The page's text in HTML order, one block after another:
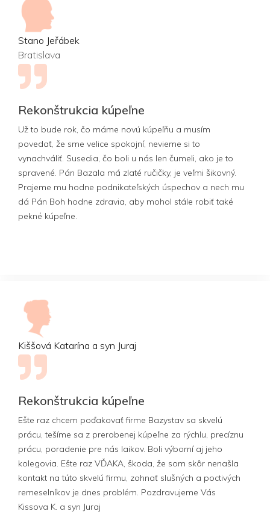
Stano Jeřábek
Bratislava
Rekonštrukcia kúpeľne
Už to bude rok, čo máme novú kúpeľňu a musím
povedať, že sme velice spokojní, nevieme si to
vynachváliť. Susedia, čo boli u nás len čumeli, ako je to
spravené. Pán Bazala má zlaté ručičky, je veľmi šikovný.
Prajeme mu hodne podnikateľských úspechov a nech mu
dá Pán Boh hodne zdravia, aby mohol stále robiť také
pekné kúpeľne.
Kiššová Katarína a syn Juraj
Rekonštrukcia kúpeľne
Ešte raz chcem poďakovať firme Bazystav sa skvelú
prácu, tešíme sa z prerobenej kúpeľne za rýchlu, precíznu
prácu, poradenie pre nás laikov. Boli výborní aj jeho
kolegovia. Ešte raz VĎAKA, škoda, že som skôr nenašla
kontakt na túto skvelú firmu, zohnať slušných a poctivých
remeselníkov je dnes problém. Pozdravujeme Vás
Kissova K. a syn Juraj